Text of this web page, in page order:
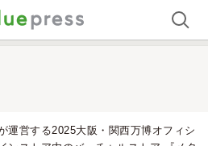
運営する2025大阪・関西万博オフィシ